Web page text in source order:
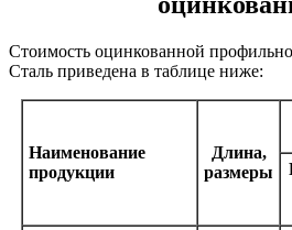
Стоимость оцинкованной
Сталь приведена в таблице ниже:
Наименование
продукции
Длина,
размеры